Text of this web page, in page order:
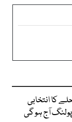
کا انتخابی